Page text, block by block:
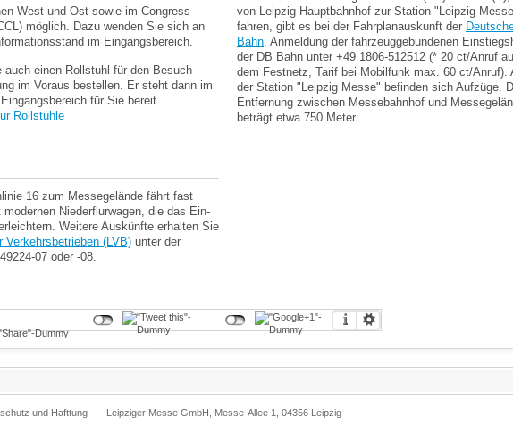
West und Ost sowie im Congress
möglich. Dazu wenden Sie sich an
im Eingangsbereich.
auch einen Rollstuhl für den Besuch
im Voraus bestellen. Er steht dann im
für Sie bereit.
Rollstühle
von Leipzig Hauptbahnhof zur Station "Leipzig
fahren, gibt es bei der Fahrplanauskunft der
Bahn. Anmeldung der fahrzeuggebundenen
der DB Bahn unter +49 1806-512512 (* 20 ct/Anruf
dem Festnetz, Tarif bei Mobilfunk max. 60 ct/Anruf).
der Station "Leipzig Messe" befinden sich Aufzüge.
Entfernung zwischen Messebahnhof und
beträgt etwa 750 Meter.
16 zum Messegelände fährt fast
modernen Niederflurwagen, die das Ein-
Weitere Auskünfte erhalten Sie
Verkehrsbetrieben (LVB) unter der
07 oder -08.
und Hafttung Leipziger Messe GmbH, Messe-Allee 1, 04356 Leipzig